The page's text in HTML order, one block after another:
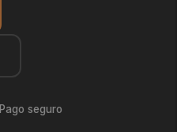
Pago seguro